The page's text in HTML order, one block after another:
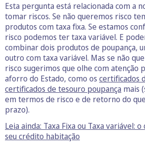
Esta pergunta está relacionada com a
tomar riscos. Se não queremos risco
produtos com taxa fixa. Se estamos
risco podemos ter taxa variável. E
combinar dois produtos de poupança,
outro com taxa variável. Mas se não
risco sugerimos que olhe com atenção
aforro do Estado, como os certificados
certificados de tesouro poupança mais
em termos de risco e de retorno do
prazo).
Leia ainda: Taxa Fixa ou Taxa variável:
seu crédito habitação